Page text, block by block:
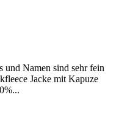
Namen sind sehr fein
Jacke mit Kapuze